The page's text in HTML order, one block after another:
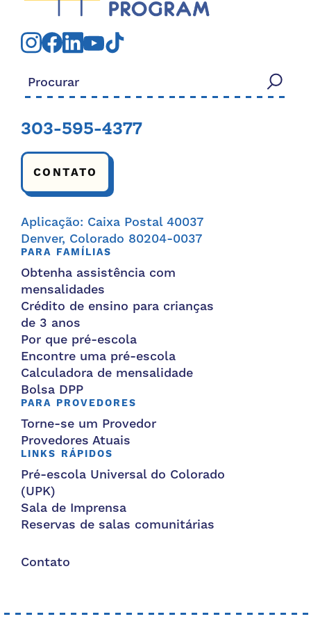
Procurar:
303-595-4377
CONTATO
Aplicação: Caixa Postal 40037
Denver, Colorado 80204-0037
PARA FAMÍLIAS
Obtenha assistência com
mensalidades
Crédito de ensino para crianças
de 3 anos
Por que pré-escola
Encontre uma pré-escola
Calculadora de mensalidade
Bolsa DPP
PARA PROVEDORES
Torne-se um Provedor
Provedores Atuais
LINKS RÁPIDOS
Pré-escola Universal do Colorado
(UPK)
Sala de Imprensa
Reservas de salas comunitárias
Contato